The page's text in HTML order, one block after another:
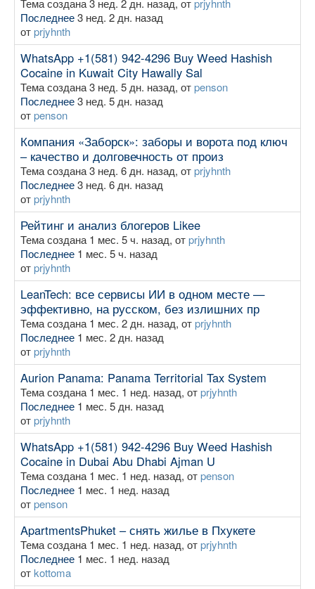
Последнее3 нед. 2 дн. назад
отprjyhnth
WhatsApp +1(581) 942-4296 Buy Weed Hashish
Cocaine in Kuwait City Hawally Sal
Тема создана 3 нед. 5 дн. назад, отpenson
Последнее3 нед. 5 дн. назад
отpenson
Компания «Заборск»: заборы и ворота под ключ
– качество и долговечность от произ
Тема создана 3 нед. 6 дн. назад, отprjyhnth
Последнее3 нед. 6 дн. назад
отprjyhnth
Рейтинг и анализ блогеров Likee
Тема создана 1 мес. 5 ч. назад, отprjyhnth
Последнее 1 мес. 5 ч. назад
отprjyhnth
LeanTech: все сервисы ИИ в одном месте —
эффективно, на русском, без излишних пр
Тема создана 1 мес. 2 дн. назад, отprjyhnth
Последнее 1 мес. 2 дн. назад
отprjyhnth
Aurion Panama: Panama Territorial Tax System
Тема создана 1 мес. 1 нед. назад, отprjyhnth
Последнее 1 мес. 5 дн. назад
отprjyhnth
WhatsApp +1(581) 942-4296 Buy Weed Hashish
Cocaine in Dubai Abu Dhabi Ajman U
Тема создана 1 мес. 1 нед. назад, отpenson
Последнее 1 мес. 1 нед. назад
отpenson
ApartmentsPhuket – снять жилье в Пхукете
Тема создана 1 мес. 1 нед. назад, отprjyhnth
Последнее 1 мес. 1 нед. назад
отkottoma